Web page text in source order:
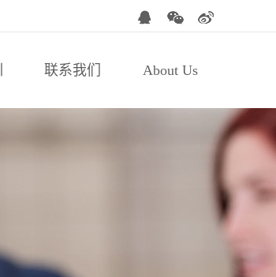
联系我们 About Us